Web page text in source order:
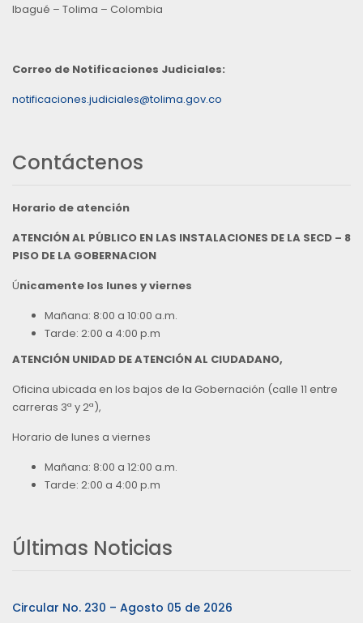
Ibagué – Tolima – Colombia
Correo de Notificaciones Judiciales:
notificaciones.judiciales@tolima.gov.co
Contáctenos
Horario de atención
ATENCIÓN AL PÚBLICO EN LAS INSTALACIONES DE LA SECD – 8
PISO DE LA GOBERNACION
Únicamente los lunes y viernes
Mañana: 8:00 a 10:00 a.m.
Tarde: 2:00 a 4:00 p.m
ATENCIÓN UNIDAD DE ATENCIÓN AL CIUDADANO,
Oficina ubicada en los bajos de la Gobernación (calle 11 entre
carreras 3ª y 2ª),
Horario de lunes a viernes
Mañana: 8:00 a 12:00 a.m.
Tarde: 2:00 a 4:00 p.m
Últimas Noticias
Circular No. 230 – Agosto 05 de 2026